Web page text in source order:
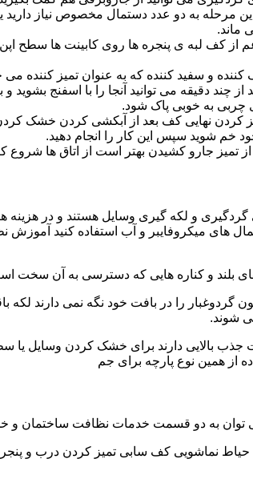
این مرحله به دو عدد دستمال مخصوص نیاز
ماند.
کف لبه ی پنجره ها روی کابینت ها سطح
و سفید کننده که به عنوان تمیز کننده
چند دقیقه می توانید آنجا را با اسفنج
چربی به خوبی پاک شود.
کردن نهایی کف بعد از آبکشی کردن خشک
خم شوید سپس این کار را انجام دهید.
جارو کشیدن بهتر است از اتاق ها شروع
گردگیری و لکه گیری وسایل هستند و در
های میکروفایبر و آب استفاده کنید
گردوغبار را در بافت خود نگه نمی دارند
شوند.
جذب بالایی دارند برای خشک کردن وسایل
از همین نوع پارچه برای جم
به دو قسمت خدمات نظافت ساختمان و
نماشویی کف سابی تمیز کردن درب و